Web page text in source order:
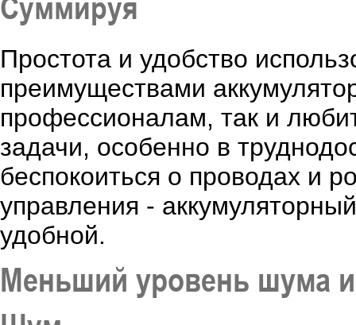
Суммируя
Простота и удобство
преимуществами
профессионалам, так и
задачи, особенно в
беспокоиться о проводах и
управления -
удобной.
Меньший уровень шума